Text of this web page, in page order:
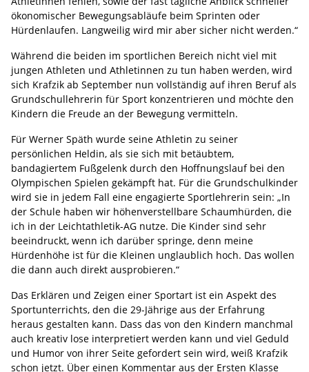
ökonomischer Bewegungsabläufe beim Sprinten oder
Hürdenlaufen. Langweilig wird mir aber sicher nicht werden.“
Während die beiden im sportlichen Bereich nicht viel mit
jungen Athleten und Athletinnen zu tun haben werden, wird
sich Krafzik ab September nun vollständig auf ihren Beruf als
Grundschullehrerin für Sport konzentrieren und möchte den
Kindern die Freude an der Bewegung vermitteln.
Für Werner Späth wurde seine Athletin zu seiner
persönlichen Heldin, als sie sich mit betäubtem,
bandagiertem Fußgelenk durch den Hoffnungslauf bei den
Olympischen Spielen gekämpft hat. Für die Grundschulkinder
wird sie in jedem Fall eine engagierte Sportlehrerin sein: „In
der Schule haben wir höhenverstellbare Schaumhürden, die
ich in der Leichtathletik-AG nutze. Die Kinder sind sehr
beeindruckt, wenn ich darüber springe, denn meine
Hürdenhöhe ist für die Kleinen unglaublich hoch. Das wollen
die dann auch direkt ausprobieren.“
Das Erklären und Zeigen einer Sportart ist ein Aspekt des
Sportunterrichts, den die 29-Jährige aus der Erfahrung
heraus gestalten kann. Dass das von den Kindern manchmal
auch kreativ lose interpretiert werden kann und viel Geduld
und Humor von ihrer Seite gefordert sein wird, weiß Krafzik
schon jetzt. Über einen Kommentar aus der Ersten Klasse